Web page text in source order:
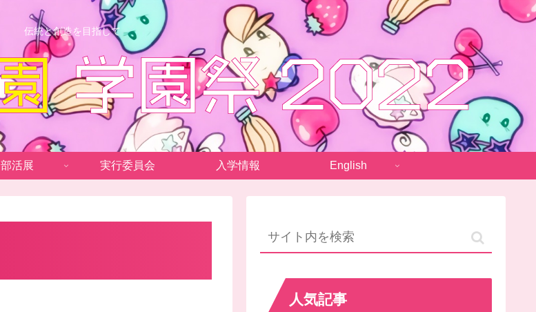
伝統と創造を目指して
部活展 実行委員会 入学情報 English
人気記事